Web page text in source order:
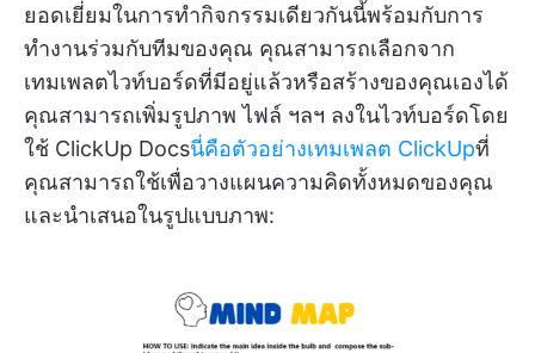
ยอดเยี่ยมในการทำกิจกรรมเดียวกันนี้พร้อมกับการ
ทำงานร่วมกับทีมของคุณ คุณสามารถเลือกจาก
เทมเพลตไวท์บอร์ดที่มีอยู่แล้วหรือสร้างของคุณเองได้
คุณสามารถเพิ่มรูปภาพ ไฟล์ ฯลฯ ลงในไวท์บอร์ดโดย
ใช้ ClickUp Docsนี่คือตัวอย่างเทมเพลต ClickUpที่
คุณสามารถใช้เพื่อวางแผนความคิดทั้งหมดของคุณ
และนำเสนอในรูปแบบภาพ: